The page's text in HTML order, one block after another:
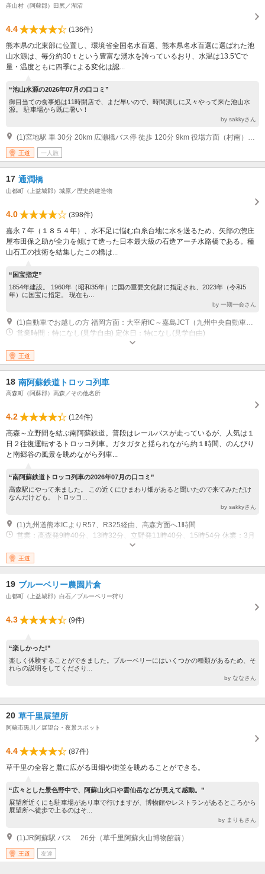
産山村（阿蘇郡）田尻／湖沼
4.4
(136件)
熊本県の北東部に位置し、環境省全国名水百選、熊本県名水百選に選ばれた池
山水源は、毎分約30ｔという豊富な湧水を誇っているおり、水温は13.5℃で
量・温度ともに四季による変化は認...
“池山水源の2026年07月の口コミ”
御目当ての食事処は11時開店で、まだ早いので、時間潰しに又々やって来た池山水
源。 駐車場から既に暑い！
by sakkyさん
王道 一人旅
17 通潤橋
山都町（上益城郡）城原／歴史的建造物
4.0
(398件)
嘉永７年（１８５４年）、水不足に悩む白糸台地に水を送るため、矢部の惣庄
屋布田保之助が全力を傾けて造った日本最大級の石造アーチ水路橋である。種
山石工の技術を結集したこの橋は...
“国宝指定”
1854年建設。 1960年（昭和35年）に国の重要文化財に指定され、2023年（令和5
年）に国宝に指定。 現在も...
by 一期一会さん
営業時間：特になし(見学自由) 定休日：特になし(見学自由)
王道
18 南阿蘇鉄道トロッコ列車
高森町（阿蘇郡）高森／その他名所
4.2
(124件)
高森～立野間を結ぶ南阿蘇鉄道。普段はレールバスが走っているが、人気は１
日２往復運転するトロッコ列車。ガタガタと揺られながら約１時間、のんびり
と南郷谷の風景を眺めながら列車...
“南阿蘇鉄道トロッコ列車の2026年07月の口コミ”
高森駅にやって来ました。 この近くにひまわり畑があると聞いたので来てみただけ
なんだけども。 トロッコ...
by sakkyさん
(1)九州道熊本ICよりR57、R325経由、高森方面へ1時間
営業：高森発9時40分、13時32分、立野発11時40分、15時54分 休業：3月
第4土曜～11月第1日曜の土日祝と春夏休みのみ運行
王道
19 ブルーベリー農園片倉
山都町（上益城郡）白石／ブルーベリー狩り
4.3 (9件)
“楽しかった!”
楽しく体験することができました。ブルーベリーにはいくつかの種類があるため、そ
れらの説明をしてくださり...
by ななさん
20 草千里展望所
阿蘇市黒川／展望台・夜景スポット
4.4
(87件)
草千里の全容と麓に広がる田畑や街並を眺めることができる。
“広々とした景色野中で、阿蘇山火口や雲仙岳などが見えて感動。”
展望所近くにも駐車場があり車で行けますが、博物館やレストランがあるところから
展望所へ徒歩で上るのはそ...
by まりもさん
(1)JR阿蘇駅 バス 26分（草千里阿蘇火山博物館前）
王道 友達